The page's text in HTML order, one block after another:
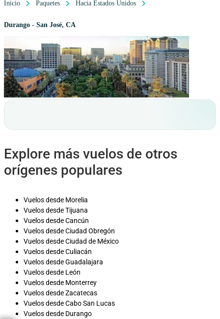
Inicio Paquetes Hacia Estados Unidos
Durango - San José, CA
Explore más vuelos de otros
orígenes populares
Vuelos desde Morelia
Vuelos desde Tijuana
Vuelos desde Cancún
Vuelos desde Ciudad Obregón
Vuelos desde Ciudad de México
Vuelos desde Culiacán
Vuelos desde Guadalajara
Vuelos desde León
Vuelos desde Monterrey
Vuelos desde Zacatecas
Vuelos desde Cabo San Lucas
Vuelos desde Durango